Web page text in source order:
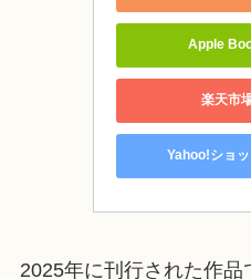
Apple
楽天市
Yahoo!ショ
2025年に刊行された作品